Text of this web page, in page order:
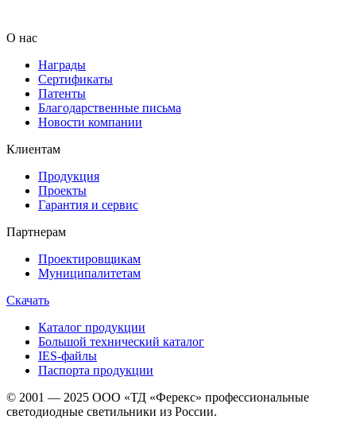
О нас
Награды
Сертификаты
Патенты
Благодарственные письма
Новости компании
Клиентам
Продукция
Проекты
Гарантия и сервис
Партнерам
Проектировщикам
Муниципалитетам
Скачать
Каталог продукции
Большой технический каталог
IES-файлы
Паспорта продукции
© 2001 — 2025 ООО «ТД «Ферекс» профессиональные
светодиодные светильники из России.